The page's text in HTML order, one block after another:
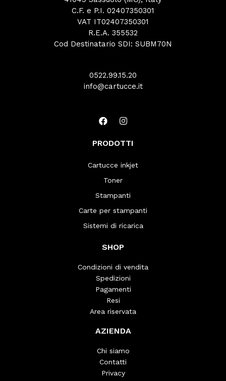
C.F. e P.I. 02407350301
VAT IT02407350301
R.E.A. 355532
Cod Destinatario SDI: SUBM70N
0522.99.15.20
info@cartucce.it
PRODOTTI
Cartucce inkjet
Toner
Stampanti
Carte per stampanti
Sistemi di ricarica
SHOP
Condizioni di vendita
Spedizioni
Pagamenti
Resi
Area riservata
AZIENDA
Chi siamo
Contatti
Privacy